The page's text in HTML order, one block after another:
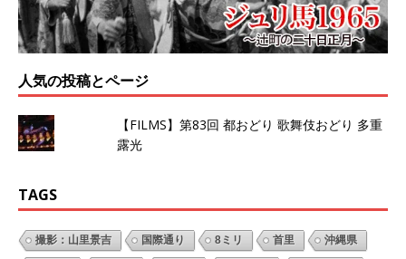
人気の投稿とページ
【FILMS】第83回 都おどり 歌舞伎おどり 多重
露光
TAGS
撮影：山里景吉 国際通り 8ミリ 首里 沖縄県